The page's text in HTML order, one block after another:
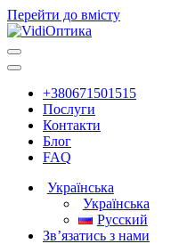
Перейти до вмісту
Головна
навігація
+380671501515
Послуги
Контакти
Блог
FAQ
Українська
Українська
Русский
Зв’язатись з нами